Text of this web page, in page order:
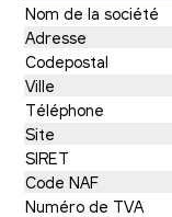
Nom de la société
Adresse
Codepostal
Ville
Téléphone
Site
SIRET
Code NAF
Numéro de TVA